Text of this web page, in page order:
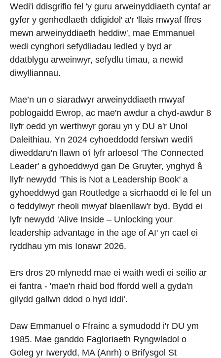
Wedi'i ddisgrifio fel 'y guru arweinyddiaeth cyntaf ar
gyfer y genhedlaeth ddigidol' a'r 'llais mwyaf ffres
mewn arweinyddiaeth heddiw', mae Emmanuel
wedi cynghori sefydliadau ledled y byd ar
ddatblygu arweinwyr, sefydlu timau, a newid
diwylliannau.
Mae’n un o siaradwyr arweinyddiaeth mwyaf
poblogaidd Ewrop, ac mae'n awdur a chyd-awdur 8
llyfr oedd yn werthwyr gorau yn y DU a'r Unol
Daleithiau. Yn 2024 cyhoeddodd fersiwn wedi'i
diweddaru'n llawn o'i lyfr arloesol 'The Connected
Leader' a gyhoeddwyd gan De Gruyter, ynghyd â
llyfr newydd 'This is Not a Leadership Book' a
gyhoeddwyd gan Routledge a sicrhaodd ei le fel un
o feddylwyr rheoli mwyaf blaenllaw'r byd. Bydd ei
lyfr newydd 'Alive Inside – Unlocking your
leadership advantage in the age of AI' yn cael ei
ryddhau ym mis Ionawr 2026.
Ers dros 20 mlynedd mae ei waith wedi ei seilio ar
ei fantra - 'mae'n rhaid bod ffordd well a gyda'n
gilydd gallwn ddod o hyd iddi’.
Daw Emmanuel o Ffrainc a symudodd i'r DU ym
1985. Mae ganddo Fagloriaeth Ryngwladol o
Goleg yr Iwerydd, MA (Anrh) o Brifysgol St